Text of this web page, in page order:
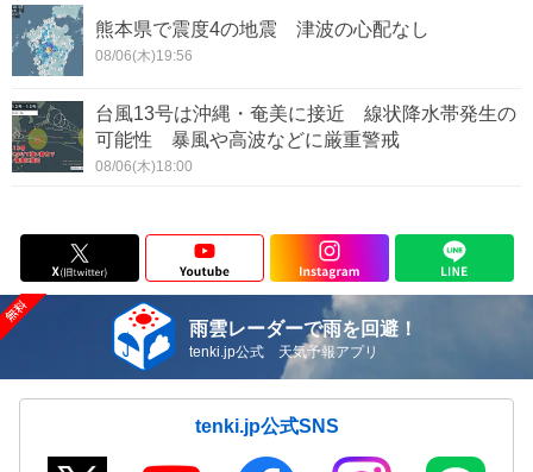
熊本県で震度4の地震 津波の心配なし
08/06(木)19:56
台風13号は沖縄・奄美に接近 線状降水帯発生の
可能性 暴風や高波などに厳重警戒
08/06(木)18:00
雨雲レーダーで雨を回避！
tenki.jp公式 天気予報アプリ
tenki.jp公式SNS